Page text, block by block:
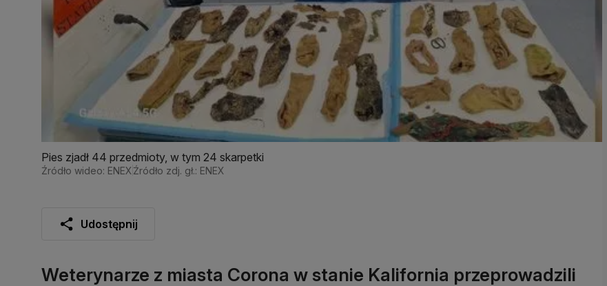
Pies zjadł 44 przedmioty, w tym 24 skarpetki
Źródło wideo: ENEX Źródło zdj. gł.: ENEX
Udostępnij
Weterynarze z miasta Corona w stanie Kalifornia przeprowadzili